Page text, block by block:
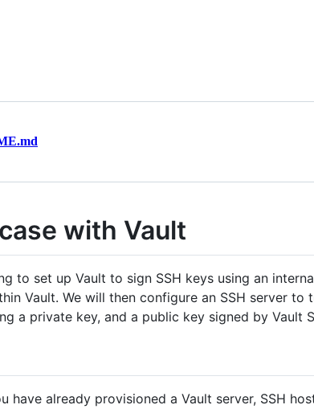
with Vault
to set up Vault to sign SSH keys using an
Vault. We will then configure an SSH server
a private key, and a public key signed by Vault
have already provisioned a Vault server, SSH